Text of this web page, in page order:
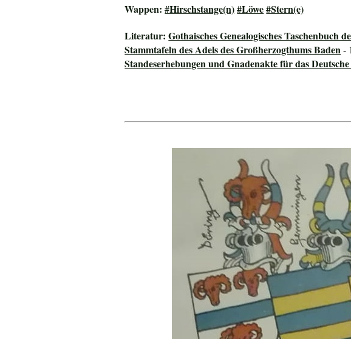
Wappen:#Hirschstange(n)#Löwe#Stern(e)
Literatur:Gothaisches Genealogisches Taschenbuch
Stammtafeln des Adels des Großherzogthums Baden-
Standeserhebungen und Gnadenakte für das